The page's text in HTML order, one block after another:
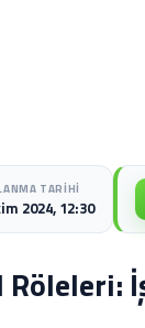
TARIHI
2024, 12:30